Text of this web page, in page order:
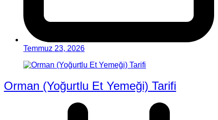
Temmuz 23, 2026
Orman (Yoğurtlu Et Yemeği) Tarifi